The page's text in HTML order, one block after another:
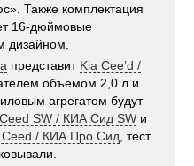
Также комплектация
16-дюймовые
дизайном.
представит Kia Cee’d /
объемом 2,0 л и
агрегатом будут
SW / КИА Сид SW и
Ceed / КИА Про Сид , тест